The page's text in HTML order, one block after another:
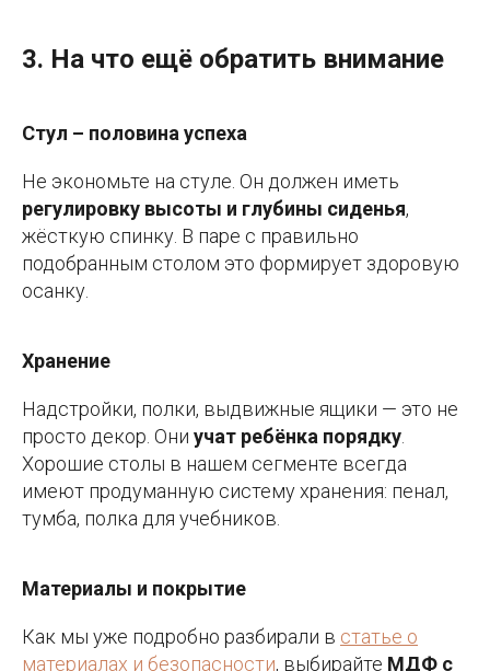
3. На что ещё обратить внимание
Стул – половина успеха
Не экономьте на стуле. Он должен иметь
регулировку высоты и глубины сиденья,
жёсткую спинку. В паре с правильно
подобранным столом это формирует здоровую
осанку.
Хранение
Надстройки, полки, выдвижные ящики — это не
просто декор. Они учат ребёнка порядку
Хорошие столы в нашем сегменте всегда
имеют продуманную систему хранения: пенал,
тумба, полка для учебников.
Материалы и покрытие
Как мы уже подробно разбирали в статье о
материалах и безопасности, выбирайте МДФ с